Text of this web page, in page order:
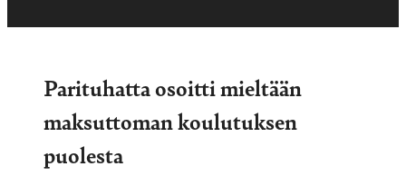
Parituhatta osoitti mieltään
maksuttoman koulutuksen
puolesta